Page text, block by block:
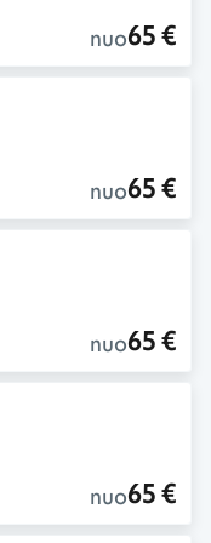
nuo65 €
nuo65 €
nuo65 €
nuo65 €